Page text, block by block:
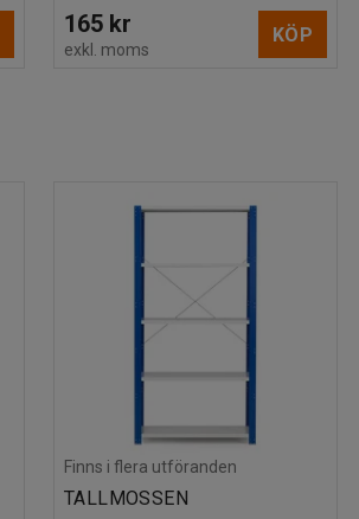
165 kr
exkl. moms
KÖP
Finns i flera utföranden
TALLMOSSEN